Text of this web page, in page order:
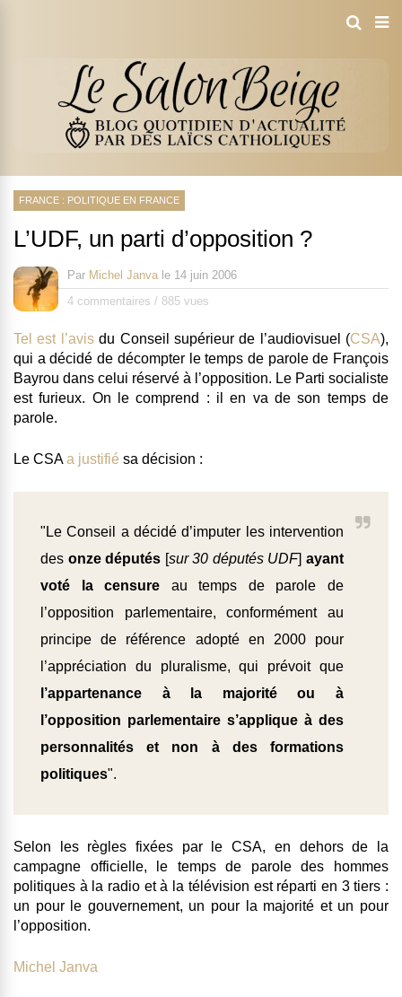
FRANCE : POLITIQUE EN FRANCE
L’UDF, un parti d’opposition ?
Par Michel Janva le 14 juin 2006
4 commentaires / 885 vues
Tel est l’avisdu Conseil supérieur de l’audiovisuel (CSA),
qui a décidé de décompter le temps de parole de François
Bayrou dans celui réservé à l’opposition. Le Parti socialiste
est furieux. On le comprend : il en va de son temps de
parole.
Le CSAa justifié sa décision :
"Le Conseil a décidé d’imputer les intervention
des onze députés [sur 30 députés UDF]ayant
voté la censure au temps de parole de
l’opposition parlementaire, conformément au
principe de référence adopté en 2000 pour
l’appréciation du pluralisme, qui prévoit que
l’appartenance à la majorité ou à
l’opposition parlementaire s’applique à des
personnalités et non à des formations
politiques".
Selon les règles fixées par le CSA, en dehors de la
campagne officielle, le temps de parole des hommes
politiques à la radio et à la télévision est réparti en 3 tiers :
un pour le gouvernement, un pour la majorité et un pour
l’opposition.
Michel Janva